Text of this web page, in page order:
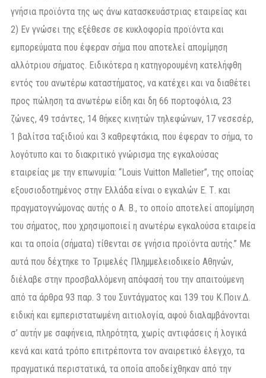
γνήσια προϊόντα της ως άνω κατασκευάστριας εταιρείας και
2) Εν γνώσει της εξέθεσε σε κυκλοφορία προϊόντα και
εμπορεύματα που έφεραν σήμα που αποτελεί απομίμηση
αλλότριου σήματος. Ειδικότερα η κατηγορουμένη κατελήφθη
εντός του ανωτέρω καταστήματος, να κατέχει και να διαθέτει
προς πώληση τα ανωτέρω είδη και δη 66 πορτοφόλια, 23
ζώνες, 49 τσάντες, 14 θήκες κινητών τηλεφώνων, 17 νεσεσέρ,
1 βαλίτσα ταξιδιού και 3 καθρεφτάκια, που έφεραν το σήμα, το
λογότυπο και το διακριτικό γνώρισμα της εγκαλούσας
εταιρείας με την επωνυμία: “Louis Vuitton Malletier”, της οποίας
εξουσιοδοτημένος στην Ελλάδα είναι ο εγκαλών Ε. Τ. και
πραγματογνώμονας αυτής ο Α. Β., το οποίο αποτελεί απομίμηση
του σήματος, που χρησιμοποιεί η ανωτέρω εγκαλούσα εταιρεία
και τα οποία (σήματα) τίθενται σε γνήσια προϊόντα αυτής.” Με
αυτά που δέχτηκε το Τριμελές Πλημμελειοδικείο Αθηνών,
διέλαβε στην προσβαλλόμενη απόφασή του την απαιτούμενη
από τα άρθρα 93 παρ. 3 του Συντάγματος και 139 του Κ.Ποιν.Δ.
ειδική και εμπεριστατωμένη αιτιολογία, αφού διαλαμβάνονται
σ’ αυτήν με σαφήνεια, πληρότητα, χωρίς αντιφάσεις ή λογικά
κενά και κατά τρόπο επιτρέποντα τον αναιρετικό έλεγχο, τα
πραγματικά περιστατικά, τα οποία αποδείχθηκαν από την